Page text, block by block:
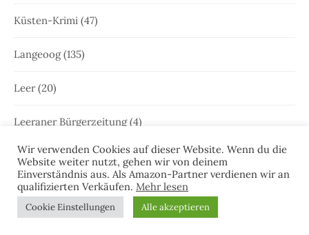
Küsten-Krimi (47)
Langeoog(135)
Leer(20)
Leeraner Bürgerzeitung(4)
Leseprobe(51)
Lesermeinungen(1)
Wir verwenden Cookies auf dieser Website. Wenn du die
Website weiter nutzt, gehen wir von deinem
Einverständnis aus. Als Amazon-Partner verdienen wir an
qualifizierten Verkäufen. Mehr lesen
Cookie Einstellungen Alle akzeptieren